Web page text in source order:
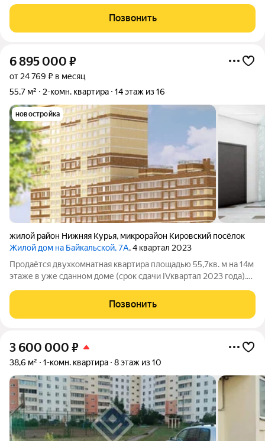
так же приятно прогуляться по аллее до красивой набережной.
все вопросы по
Позвонить
6 895 000 ₽
от 24 769 ₽ в месяц
55,7 м²
2-комн. квартира 14 этаж из 16
новостройка
жилой район Нижняя Курья, микрорайон Кировский посёлок
Жилой дом на Байкальской, 7А, 4 квартал 2023
Продаётся двухкомнатная квартира площадью 55,7кв. м на 14м
этаже в уже сданном доме (срок сдачи IVквартал 2023 года).
переменной этажности от строительной компании «Австром»
в Кировском районе
Позвонить
3 600 000 ₽
38,6 м² 1-комн. квартира 8 этаж из 10